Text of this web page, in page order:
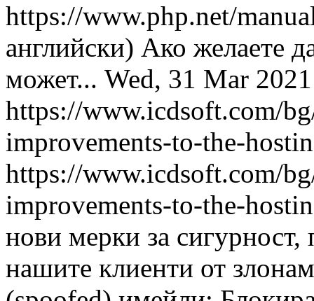
https://www.php.net/
английски) Ако желаете
может... Wed, 31 Mar
https://www.icdsoft.com/
improvements-to-the-
https://www.icdsoft.com/
improvements-to-the-
нови мерки за сигурност,
нашите клиенти от